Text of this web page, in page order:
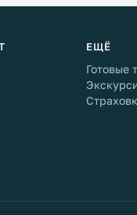
ЕЩЁ
Готовые